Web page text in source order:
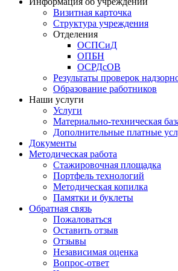
Визитная карточка
Структура учреждения
Отделения
ОСПСиД
ОПБН
ОСРДсОВ
Результаты проверок
Образование работников
Наши услуги
Услуги
Материально-техническая
Дополнительные платные
Документы
Методическая работа
Стажировочная площадка
Портфель технологий
Методическая копилка
Памятки и буклеты
Обратная связь
Пожаловаться
Оставить отзыв
Отзывы
Независимая оценка
Вопрос-ответ